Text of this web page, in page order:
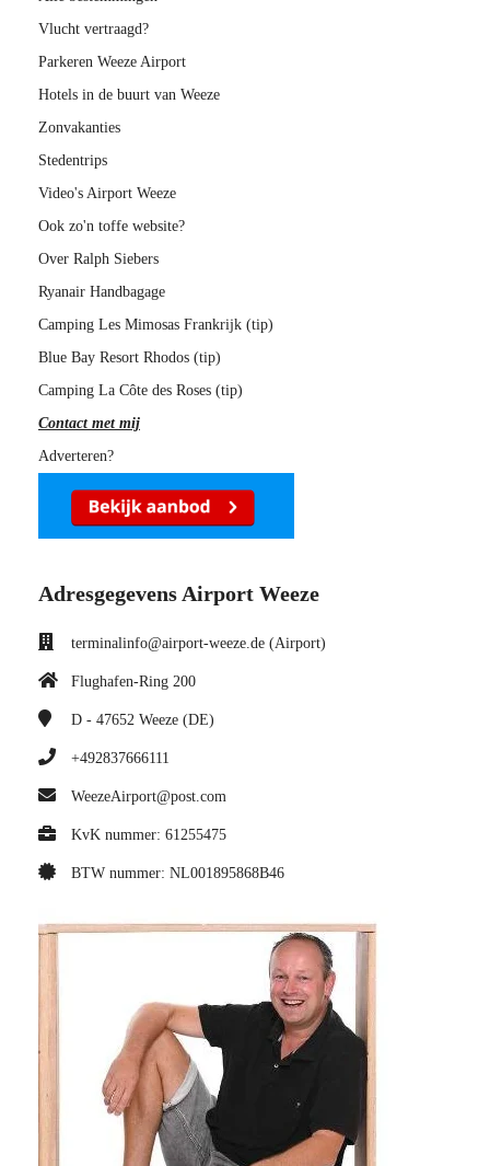
Vlucht vertraagd?
Parkeren Weeze Airport
Hotels in de buurt van Weeze
Zonvakanties
Stedentrips
Video's Airport Weeze
Ook zo'n toffe website?
Over Ralph Siebers
Ryanair Handbagage
Camping Les Mimosas Frankrijk (tip)
Blue Bay Resort Rhodos (tip)
Camping La Côte des Roses (tip)
Contact met mij
Adverteren?
Adresgegevens Airport Weeze
terminalinfo@airport-weeze.de (Airport)
Flughafen-Ring 200
D - 47652 Weeze (DE)
+492837666111
WeezeAirport@post.com
KvK nummer: 61255475
BTW nummer: NL001895868B46